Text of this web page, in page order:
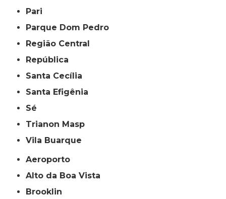
Pari
Parque Dom Pedro
Região Central
República
Santa Cecília
Santa Efigênia
Sé
Trianon Masp
Vila Buarque
Aeroporto
Alto da Boa Vista
Brooklin